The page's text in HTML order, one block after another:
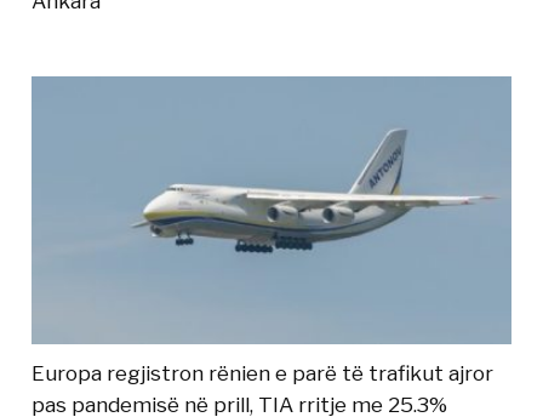
Europa regjistron rënien e parë të trafikut ajror
pas pandemisë në prill, TIA rritje me 25.3%